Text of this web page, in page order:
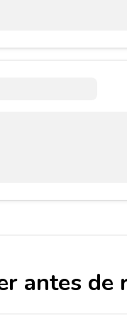
antes de